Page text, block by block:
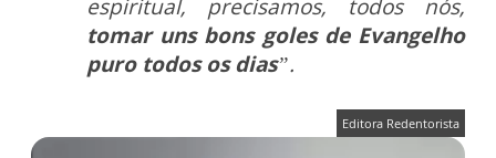
espiritual, precisamos, todos nós,
tomar uns bons goles de Evangelho
puro todos os dias”.
Editora Redentorista